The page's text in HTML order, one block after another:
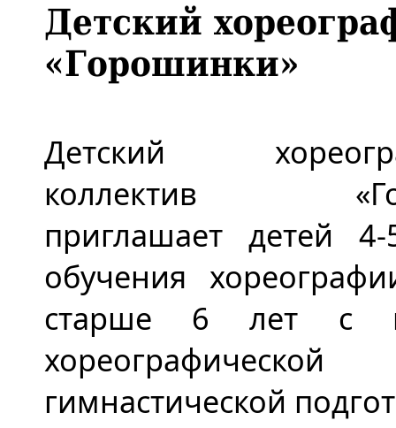
Детский
«Горошинки»
Детский
коллектив
приглашает детей
обучения
старше 6 лет с
гимнастической